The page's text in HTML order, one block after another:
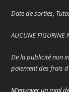
Date de sorties,
AUCUNE FIGURINE
De la publicité non
paiement des frais
M’envoyer un mail